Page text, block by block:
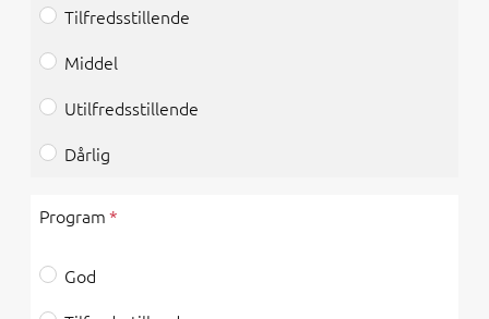
Tilfredsstillende
Middel
Utilfredsstillende
Dårlig
Program
God